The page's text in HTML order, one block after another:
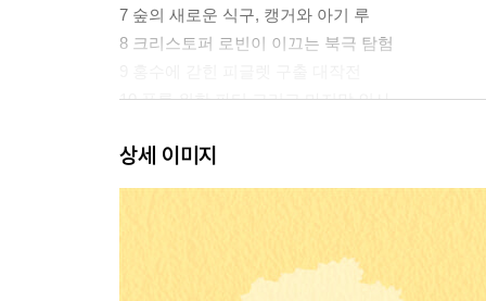
7 숲의 새로운 식구, 캥거와 아기 루
8 크리스토퍼 로빈이 이끄는 북극 탐험
10 푸를 위한 파티 그리고 마지막 인사
2권 푸 모퉁이에 있는 집
1 이요르의 집이 사라지다
상세 이미지